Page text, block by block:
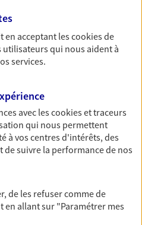
de la Vie
EN LIGNE
sérénité avec votre
Un contrat
locaux, matériels pro,
sans oublier votre
Entreprise
en acceptant lescookiesde
utilisateurs qui nous aident à
services.
avec lescookies et traceurs
qui nous permettent
à vos centres d'intérêts, des
suivre la performance de nos
de les refuser comme de
en allant sur "Paramétrer mes